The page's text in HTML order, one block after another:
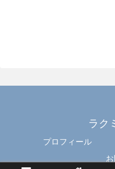
ラク
プロフィール